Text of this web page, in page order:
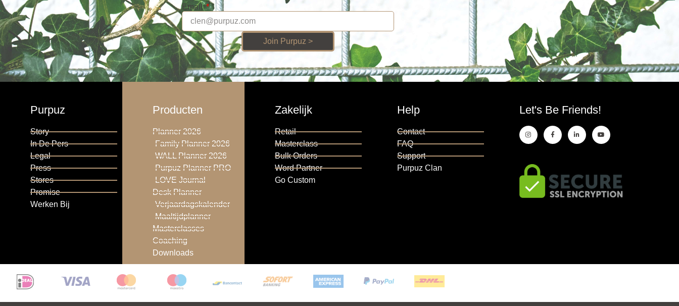
Email
Join Purpuz >
Purpuz
Story
In De Pers
Legal
Press
Stores
Promise
Werken Bij
Producten
Planner 2026
Family Planner 2026
WALL Planner 2026
Purpuz Planner PRO
LOVE Journal
Desk Planner
Verjaardagskalender
Maaltijdplanner
Masterclasses
Coaching
Downloads
Zakelijk
Retail
Masterclass
Bulk Orders
Word Partner
Go Custom
Help
Contact
FAQ
Support
Purpuz Clan
Let's Be Friends!